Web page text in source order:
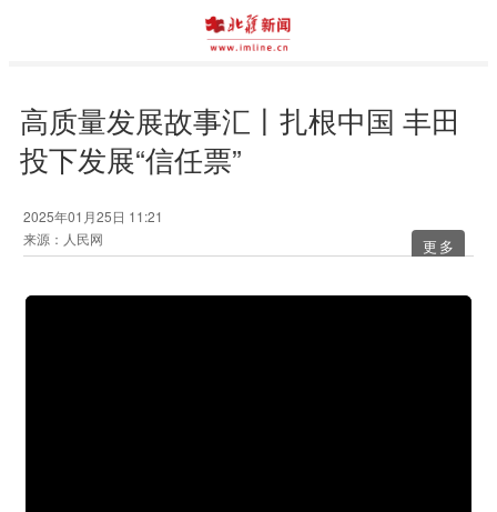
高质量发展故事汇丨扎根中国 丰田
投下发展“信任票”
2025年01月25日 11:21
来源：人民网
更多